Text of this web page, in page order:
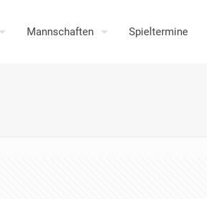
Mannschaften Spieltermine